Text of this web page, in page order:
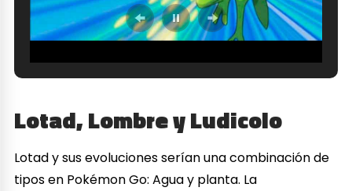
Lotad, Lombre y Ludicolo
Lotad y sus evoluciones serían una combinación de
tipos en Pokémon Go: Agua y planta. La